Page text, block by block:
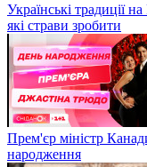
Українські традиції
які страви зробити
Прем'єр міністр
народження